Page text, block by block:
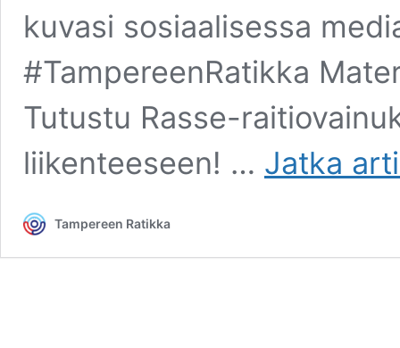
kuvasi sosiaalisessa
#TampereenRatikka
Tutustu Rasse-
liikenteeseen! … Jatka
Tampereen Ratikka